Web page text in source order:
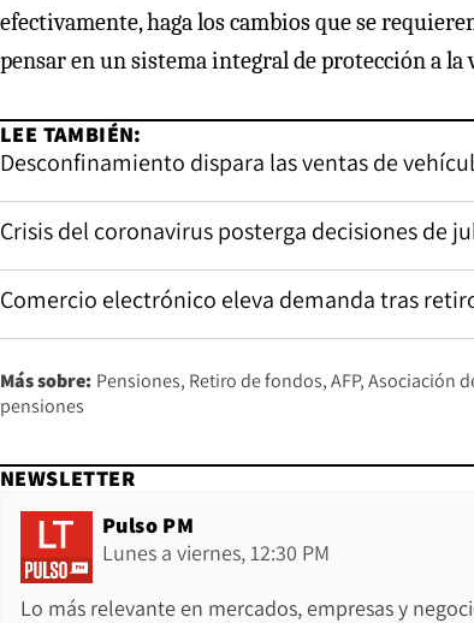
efectivamente, haga los cambios que se
pensar en un sistema integral de protección a
LEE TAMBIÉN:
Desconfinamiento dispara las ventas de
Crisis del coronavirus posterga decisiones de
Comercio electrónico eleva demanda tras
Más sobre: Pensiones Retiro de fondos AFP Asociación
pensiones
NEWSLETTER
Pulso PM
Lunes a viernes, 12:30 PM
Lo más relevante en mercados, empresas y